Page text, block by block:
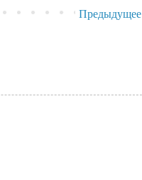
Предыдущее